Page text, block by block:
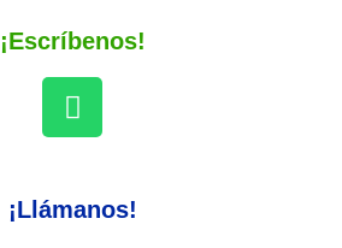
¡Escríbenos!
¡Llámanos!